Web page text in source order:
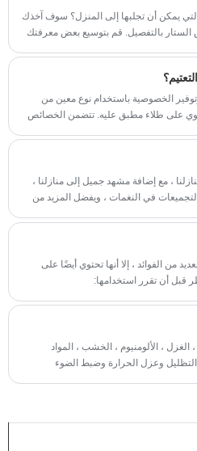
يمكن أن تجلبها إلى المنزل؟ سوف آخذك
بالتفصيل. قم بتوسيع بعض معرفتك
الخصوصية باستخدام نوع معين من
على طلاء مطبق عليه. تتضمن الخصائص
، مع إضافة مشهد جميل إلى منازلنا ،
في النغمات ، ويفضل المزيد من
العادية والمحتوى ذي الصلة من
من الفوائد ، إلا أنها تحتوي أيضًا على
أن تقرر استخدامها:
، الألومنيوم ، الخشب ، المواد
وعزل الحرارة وضبط الضوء